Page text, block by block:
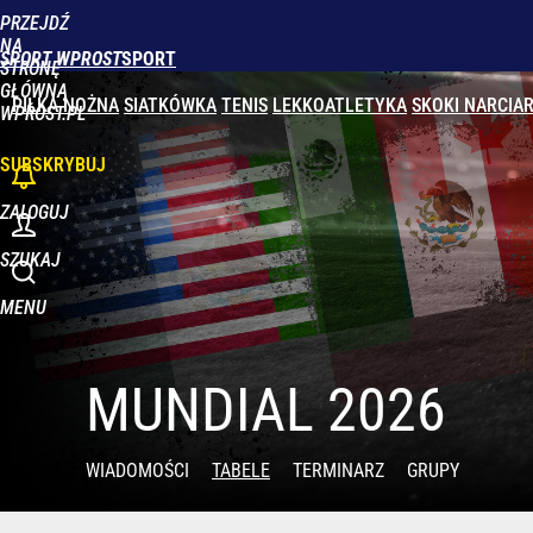
PRZEJDŹ
NA
STRONĘ
GŁÓWNĄ
WPROST.PL
SPORT WPROST
PIŁKA NOŻNA SIATKÓWKA TENIS LEKKOATLETYKA SKOKI
SUBSKRYBUJ
ZALOGUJ
SZUKAJ
MENU
MUNDIAL 2026
WIADOMOŚCI TABELE TERMINARZ GRUPY